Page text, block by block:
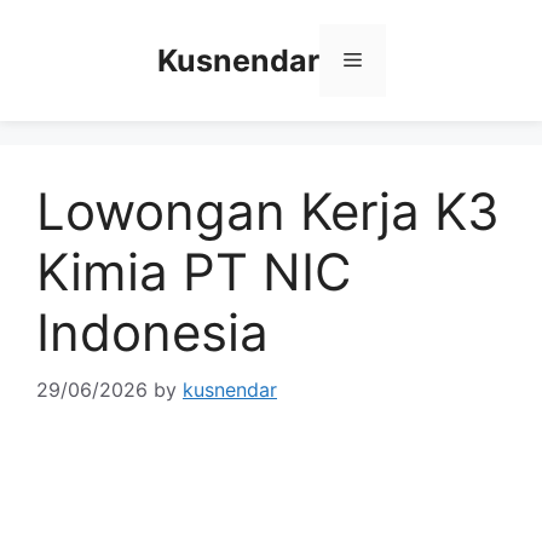
Kusnendar Menu
Lowongan Kerja K3
Kimia PT NIC
Indonesia
29/06/2026 by kusnendar